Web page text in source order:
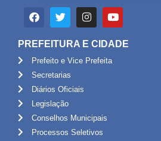
PREFEITURA E CIDADE
Prefeito e Vice Prefeita
Secretarias
Diários Oficiais
Legislação
Conselhos Municipais
Processos Seletivos